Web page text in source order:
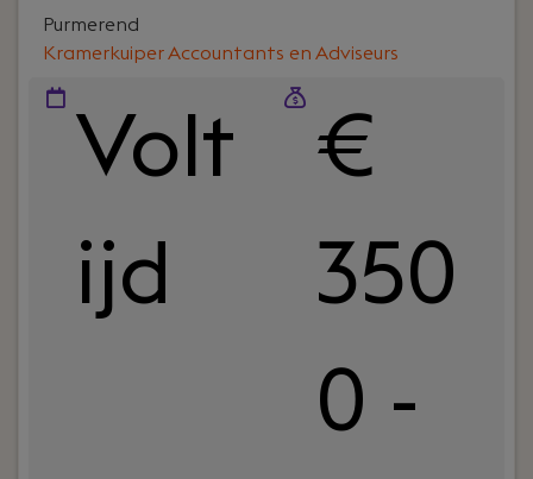
Kramerkuiper Accountants en Adviseurs
Purmerend
Volt
ijd
€
350
0 -